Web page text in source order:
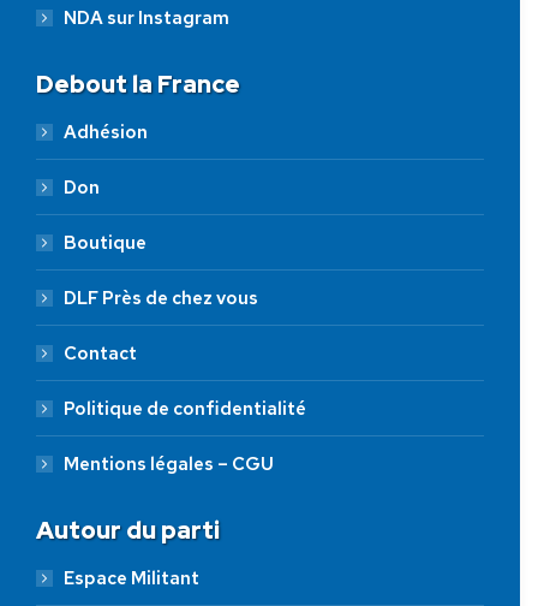
NDA sur Instagram
Debout la France
Adhésion
Don
Boutique
DLF Près de chez vous
Contact
Politique de confidentialité
Mentions légales – CGU
Autour du parti
Espace Militant